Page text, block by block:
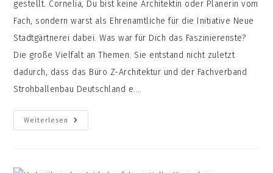
gestellt. Cornelia, Du bist keine Architektin oder Planerin vom
Fach, sondern warst als Ehrenamtliche für die Initiative Neue
Stadtgärtnerei dabei. Was war für Dich das Faszinierenste?
Die große Vielfalt an Themen. Sie entstand nicht zuletzt
dadurch, dass das Büro Z-Architektur und der Fachverband
Strohballenbau Deutschland e.…
Weiterlesen
Cornelia
Bei